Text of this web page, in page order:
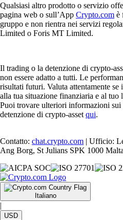
Qualsiasi altro prodotto o servizio
pagina web o sull’App Crypto.com è
gruppo e non rientra nei servizi
Limited o Foris MT Limited.
Il trading o la detenzione di crypto-
non essere adatto a tutti. Le
risultati futuri. Valuta attentamente se
alla tua situazione finanziaria e al
Puoi trovare ulteriori informazioni
detenzione di crypto-asset qui.
Contatto: chat.crypto.com | Ufficio:
Ang Borg, St Julians SPK 1000
Italiano
|
USD